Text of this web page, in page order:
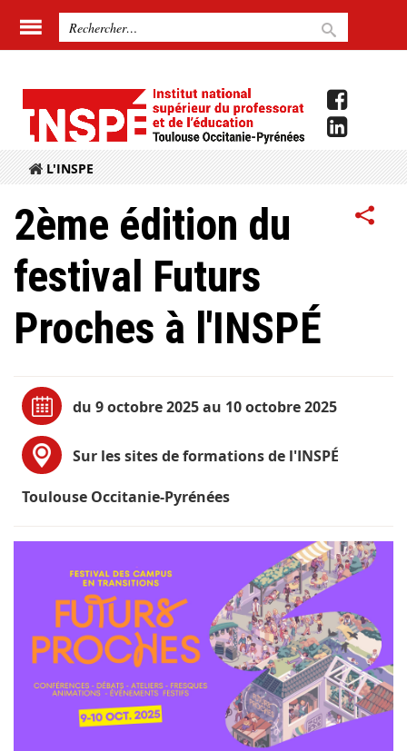
L'INSPE
2ème édition du
festival Futurs
Proches à l'INSPÉ
du 9 octobre 2025 au 10 octobre 2025
Sur les sites de formations de l'INSPÉ
Toulouse Occitanie-Pyrénées